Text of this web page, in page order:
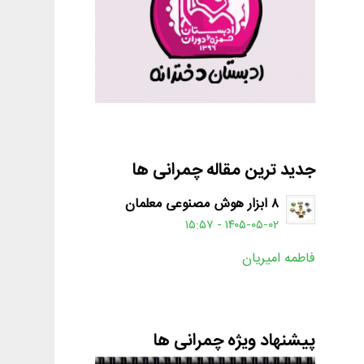
جدید ترین مقاله چمرانی ها
۸ ابزار هوش مصنوعی معلمان
۱۴۰۵-۰۵-۰۲ - ۱۵:۵۷
فاطمه امیریان
پیشنهاد ویژه چمرانی ها